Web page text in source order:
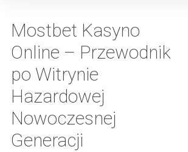
Mostbet Kasyno
Online – Przewodnik
po Witrynie
Hazardowej
Nowoczesnej
Generacji